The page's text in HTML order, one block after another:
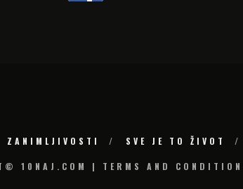
ZANIMLJIVOSTI SVE JE TO ŽIVOT
10NAJ.COM | TERMS AND